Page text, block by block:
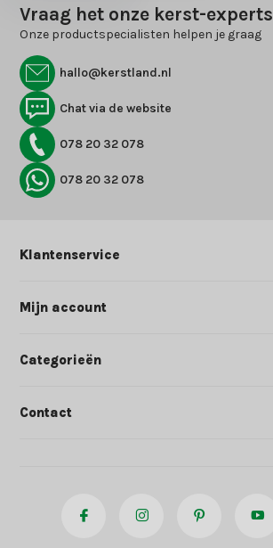
Vraag het onze kerst-experts
Onze productspecialisten helpen je graag
hallo@kerstland.nl
Chat via de website
078 20 32 078
078 20 32 078
Klantenservice
Mijn account
Categorieën
Contact